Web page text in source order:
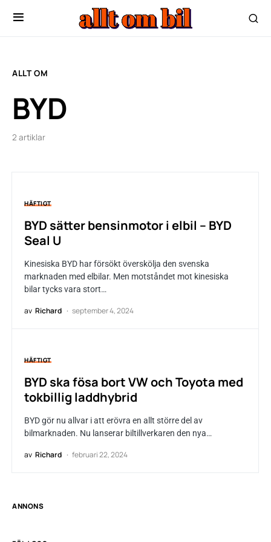
ALLT OM
BYD
2 artiklar
HÄFTIGT
BYD sätter bensinmotor i elbil – BYD
Seal U
Kinesiska BYD har försökt överskölja den svenska
marknaden med elbilar. Men motståndet mot kinesiska
bilar tycks vara stort…
av Richard september 4, 2024
HÄFTIGT
BYD ska fösa bort VW och Toyota med
tokbillig laddhybrid
BYD gör nu allvar i att erövra en allt större del av
bilmarknaden. Nu lanserar biltillverkaren den nya…
av Richard februari 22, 2024
ANNONS